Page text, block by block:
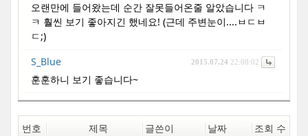
오랜만에 들어왔는데 순간 잘못들어온줄 알았습니다 ㅋ
ㅋ 훨씬 보기 좋아지긴 했네요! (근데 주변눈이....ㅂㄷㅂ
ㄷ;)
2015.07.24 22:08:02
S_Blue
훈훈하니 보기 좋습니다~
번호 제목 글쓴이 날짜 조회 수